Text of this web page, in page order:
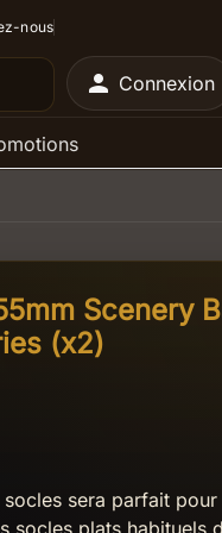
nous
 Connexion
Scenery
(x2)
sera parfait
socles plats habituels